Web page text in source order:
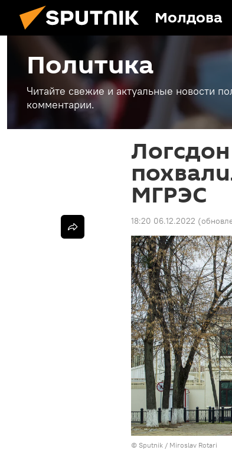
Молдова
Политика
Читайте свежие и актуальные новости
комментарии.
МГРЭС
18:20 06.12.2022
© Sputnik / Miroslav Rotari